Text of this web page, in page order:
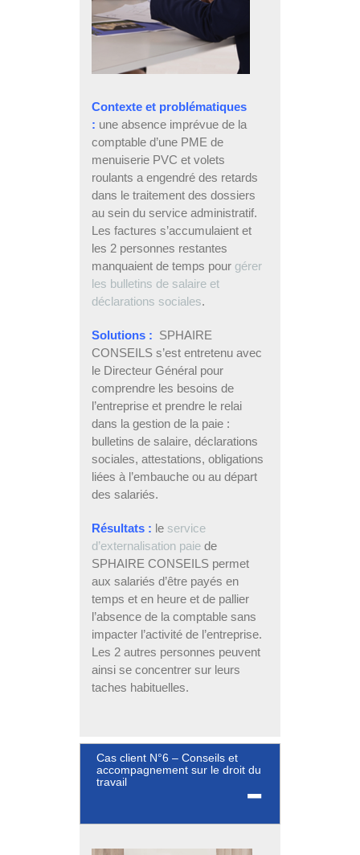
Contexte et problématiques
: une absence imprévue de la
comptable d’une PME de
menuiserie PVC et volets
roulants a engendré des retards
dans le traitement des dossiers
au sein du service administratif.
Les factures s’accumulaient et
les 2 personnes restantes
manquaient de temps pour gérer
les bulletins de salaire et
déclarations sociales.
Solutions : SPHAIRE
CONSEILS s’est entretenu avec
le Directeur Général pour
comprendre les besoins de
l’entreprise et prendre le relai
dans la gestion de la paie :
bulletins de salaire, déclarations
sociales, attestations, obligations
liées à l’embauche ou au départ
des salariés.
Résultats : le service
d’externalisation paie de
SPHAIRE CONSEILS permet
aux salariés d’être payés en
temps et en heure et de pallier
l’absence de la comptable sans
impacter l’activité de l’entreprise.
Les 2 autres personnes peuvent
ainsi se concentrer sur leurs
taches habituelles.
Cas client N°6 – Conseils et
accompagnement sur le droit du
travail